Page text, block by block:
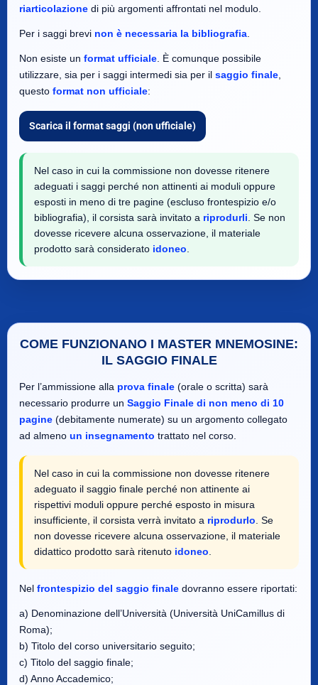
riarticolazione di più argomenti affrontati nel modulo.
Per i saggi brevi non è necessaria la bibliografia
Non esiste un format ufficiale . È comunque possibile
utilizzare, sia per i saggi intermedi sia per il saggio finale
questo format non ufficiale:
Scarica il format saggi (non ufficiale)
Nel caso in cui la commissione non dovesse ritenere
adeguati i saggi perché non attinenti ai moduli oppure
esposti in meno di tre pagine (escluso frontespizio e/o
bibliografia), il corsista sarà invitato a riprodurli . Se non
dovesse ricevere alcuna osservazione, il materiale
prodotto sarà considerato idoneo
COME FUNZIONANO I MASTER MNEMOSINE:
IL SAGGIO FINALE
Per l’ammissione alla prova finale (orale o scritta) sarà
necessario produrre un Saggio Finale di non meno di 10
pagine (debitamente numerate) su un argomento collegato
ad almeno un insegnamento trattato nel corso.
Nel caso in cui la commissione non dovesse ritenere
adeguato il saggio finale perché non attinente ai
rispettivi moduli oppure perché esposto in misura
insufficiente, il corsista verrà invitato a riprodurlo . Se
non dovesse ricevere alcuna osservazione, il materiale
didattico prodotto sarà ritenuto idoneo
Nel frontespizio del saggio finale dovranno essere riportati:
a) Denominazione dell’Università (Università UniCamillus di
Roma);
b) Titolo del corso universitario seguito;
c) Titolo del saggio finale;
d) Anno Accademico;